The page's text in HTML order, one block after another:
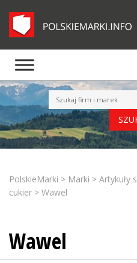
PolskieMarki > Marki > Artykuły
cukier > Wawel
Wawel